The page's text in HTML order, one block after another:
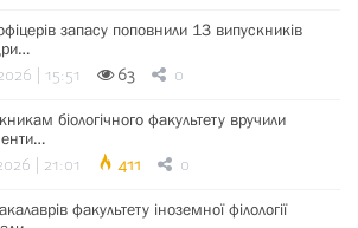
запасу поповнили 13 випускників
| 15:51 63 0
біологічного факультету вручили
| 21:01 411 0
факультету іноземної філології